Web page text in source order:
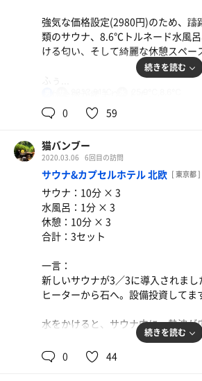
強気な価格設定(2980円)のため、躊
類のサウナ、8.6℃トルネード水風
ける匂い、そして綺麗な休憩スペー
次もリピートしたくなる。
ここは、日本の🇫🇮カルマルじゃ！
続きを読む
0 59
猫バンブー
2020.03.06 6回目の訪問
サウナ&カプセルホテル 北欧 [ 東京都 ]
サウナ：10分 × 3
水風呂：1分 × 3
休憩：10分 × 3
合計：3セット
一言：
新しいサウナが3／3に導入されまし
ヒーターから石へ。設備投資してま
水をかけると、サウナ内に、熱波が
加えて、電子決済が導入され、交通
うになりました。素晴らしい！
続きを読む
0 44